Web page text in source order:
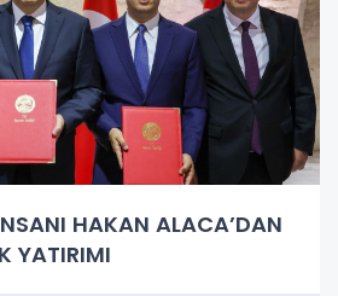
HAKAN ALACA’DAN
YATIRIMI